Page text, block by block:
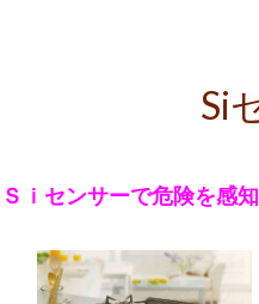
Si
Ｓｉセンサーで危険を感